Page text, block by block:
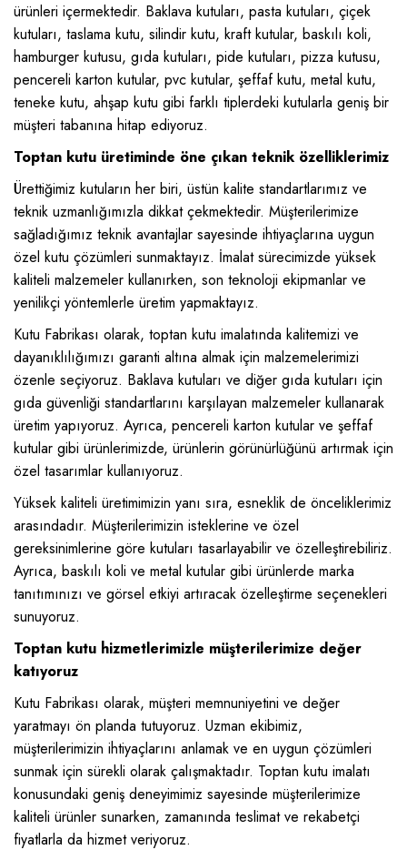
ürünleri içermektedir. Baklava kutuları, pasta kutuları, çiçek
kutuları, taslama kutu, silindir kutu, kraft kutular, baskılı koli,
hamburger kutusu, gıda kutuları, pide kutuları, pizza kutusu,
pencereli karton kutular, pvc kutular, şeffaf kutu, metal kutu,
teneke kutu, ahşap kutu gibi farklı tiplerdeki kutularla geniş bir
müşteri tabanına hitap ediyoruz.
Toptan kutu üretiminde öne çıkan teknik özelliklerimiz
Ürettiğimiz kutuların her biri, üstün kalite standartlarımız ve
teknik uzmanlığımızla dikkat çekmektedir. Müşterilerimize
sağladığımız teknik avantajlar sayesinde ihtiyaçlarına uygun
özel kutu çözümleri sunmaktayız. İmalat sürecimizde yüksek
kaliteli malzemeler kullanırken, son teknoloji ekipmanlar ve
yenilikçi yöntemlerle üretim yapmaktayız.
Kutu Fabrikası olarak, toptan kutu imalatında kalitemizi ve
dayanıklılığımızı garanti altına almak için malzemelerimizi
özenle seçiyoruz. Baklava kutuları ve diğer gıda kutuları için
gıda güvenliği standartlarını karşılayan malzemeler kullanarak
üretim yapıyoruz. Ayrıca, pencereli karton kutular ve şeffaf
kutular gibi ürünlerimizde, ürünlerin görünürlüğünü artırmak için
özel tasarımlar kullanıyoruz.
Yüksek kaliteli üretimimizin yanı sıra, esneklik de önceliklerimiz
arasındadır. Müşterilerimizin isteklerine ve özel
gereksinimlerine göre kutuları tasarlayabilir ve özelleştirebiliriz.
Ayrıca, baskılı koli ve metal kutular gibi ürünlerde marka
tanıtımınızı ve görsel etkiyi artıracak özelleştirme seçenekleri
sunuyoruz.
Toptan kutu hizmetlerimizle müşterilerimize değer
katıyoruz
Kutu Fabrikası olarak, müşteri memnuniyetini ve değer
yaratmayı ön planda tutuyoruz. Uzman ekibimiz,
müşterilerimizin ihtiyaçlarını anlamak ve en uygun çözümleri
sunmak için sürekli olarak çalışmaktadır. Toptan kutu imalatı
konusundaki geniş deneyimimiz sayesinde müşterilerimize
kaliteli ürünler sunarken, zamanında teslimat ve rekabetçi
fiyatlarla da hizmet veriyoruz.